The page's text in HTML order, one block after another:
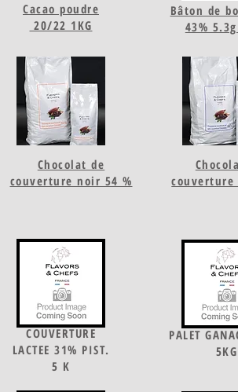
Cacao poudre
20/22 1KG
Chocolat de
couverture noir 54 %
COUVERTURE
LACTEE 31% PIST.
5 K
Bâton de
43%
couverture
PALET
5KG